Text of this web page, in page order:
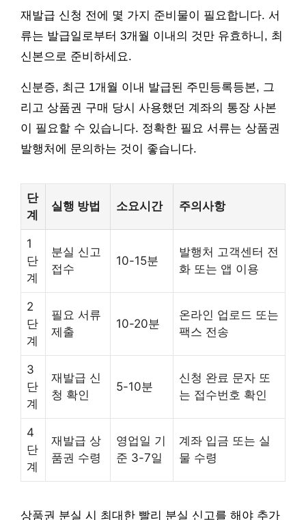
재발급 신청 전에 몇 가지 준비물이 필요합니다. 서
류는 발급일로부터 3개월 이내의 것만 유효하니, 최
신본으로 준비하세요.
신분증, 최근 1개월 이내 발급된 주민등록등본, 그
리고 상품권 구매 당시 사용했던 계좌의 통장 사본
이 필요할 수 있습니다. 정확한 필요 서류는 상품권
발행처에 문의하는 것이 좋습니다.
단
계
실행 방법 소요시간 주의사항
1
단
계
분실 신고
접수
10-15분
발행처 고객센터 전
화 또는 앱 이용
2
단
계
필요 서류
제출
10-20분
온라인 업로드 또는
팩스 전송
3
단
계
재발급 신
청 확인
5-10분
신청 완료 문자 또
는 접수번호 확인
4
단
계
재발급 상
품권 수령
영업일 기
준 3-7일
계좌 입금 또는 실
물 수령
상품권 분실 시 최대한 빨리 분실 신고를 해야 추가